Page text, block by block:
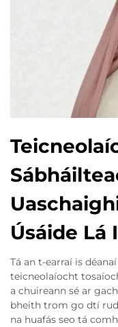
Úsáide Lá
Tá an t-earraí is
teicneolaíocht
a chuireann sé ar
bheith trom go dtí
na huafás seo tá